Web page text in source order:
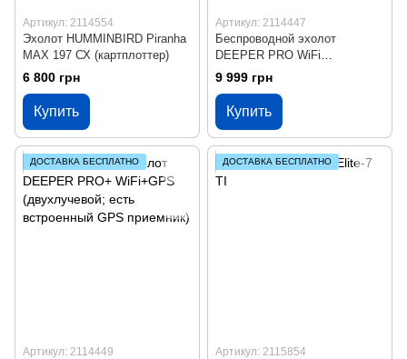
Артикул: 2114554
Эхолот HUMMINBIRD Piranha
MAX 197 СХ (картплоттер)
6 800 грн
Купить
Артикул: 2114447
Беспроводной эхолот
DEEPER PRO WiFi
(двухлучевой; работает на
Android 2.3+ и iOS 5.0+)
9 999 грн
Купить
ДОСТАВКА БЕСПЛАТНО
Артикул: 2114449
ДОСТАВКА БЕСПЛАТНО
Артикул: 2115854